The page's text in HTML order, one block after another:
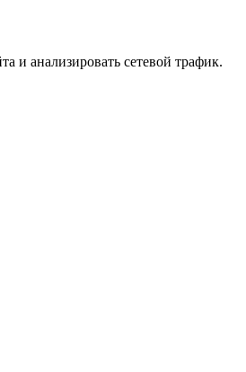
и анализировать сетевой трафик.